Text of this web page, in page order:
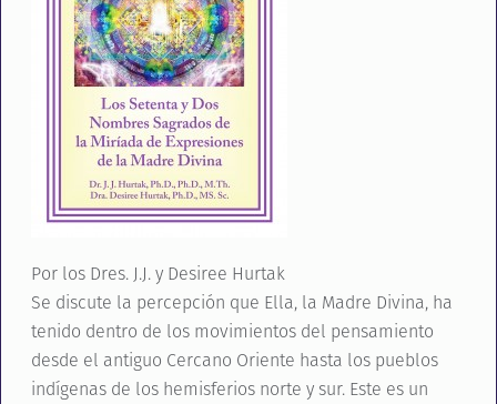
Por los Dres. J.J. y Desiree Hurtak
Se discute la percepción que Ella, la Madre Divina, ha
tenido dentro de los movimientos del pensamiento
desde el antiguo Cercano Oriente hasta los pueblos
indígenas de los hemisferios norte y sur. Este es un